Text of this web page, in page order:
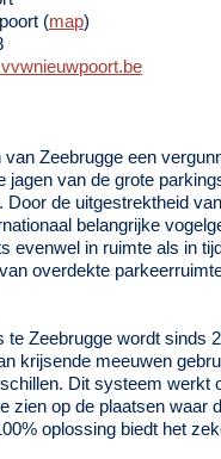
(map)
Zeebrugge een
jagen van de grote
de uitgestrektheid
belangrijke
evenwel in ruimte als in
overdekte
Zeebrugge wordt sinds
krijsende meeuwen
Dit systeem werkt
zien op de plaatsen waar
oplossing biedt het